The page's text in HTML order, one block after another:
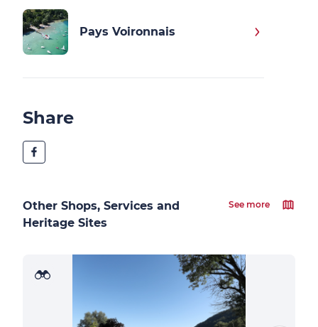
Pays Voironnais
Share
Other Shops, Services and
Heritage Sites
See more